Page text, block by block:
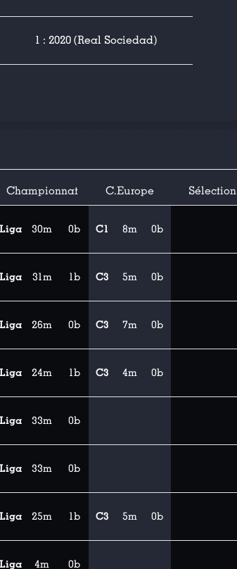
1 : 2020 (Real Sociedad)
Championnat C.Europe Sélection
Liga 30m 0b C1 8m 0b
Liga 31m 1b C3 5m 0b
Liga 26m 0b C3 7m 0b
Liga 24m 1b C3 4m 0b
Liga 33m 0b
Liga 33m 0b
Liga 25m 1b C3 5m 0b
Liga 4m 0b